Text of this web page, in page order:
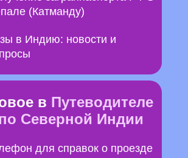
(Катманду)
в Индию: новости и
в Путеводителе
Северной Индии
для справок о проезде